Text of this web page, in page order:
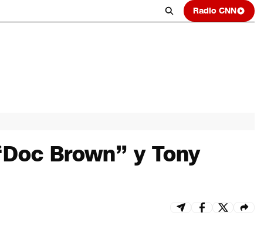
Radio CNN
Brown” y Tony